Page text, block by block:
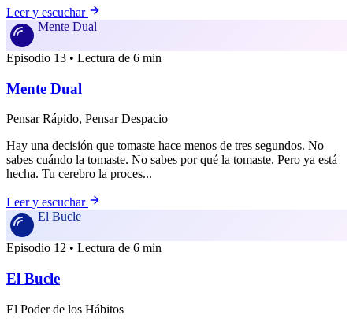
Leer y escuchar
Mente Dual
Episodio 13 • Lectura de 6 min
Mente Dual
Pensar Rápido, Pensar Despacio
Hay una decisión que tomaste hace menos de tres segundos. No
sabes cuándo la tomaste. No sabes por qué la tomaste. Pero ya está
hecha. Tu cerebro la proces...
Leer y escuchar
El Bucle
Episodio 12 • Lectura de 6 min
El Bucle
El Poder de los Hábitos